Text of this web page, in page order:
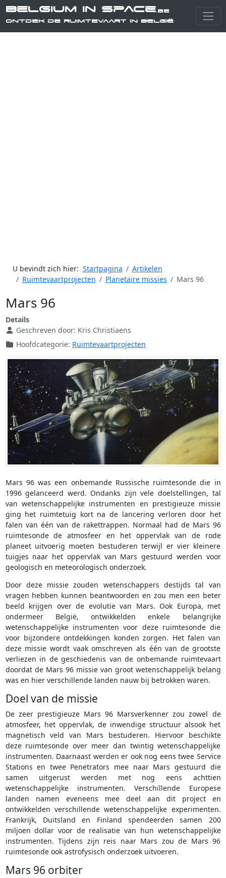
Belgium in Space.be
Ontdek de ruimtevaart in België
U bevindt zich hier: Startpagina
Artikelen
Ruimtevaartprojecten
Planetaire missies Mars 96
Mars 96
Details
Geschreven door: Kris Christiaens
Hoofdcategorie: Ruimtevaartprojecten
Mars 96 was een onbemande Russische ruimtesonde die in
1996 gelanceerd werd. Ondanks zijn vele doelstellingen, tal
van wetenschappelijke instrumenten en prestigieuze missie
ging het ruimtetuig kort na de lancering verloren door het
falen van één van de rakettrappen. Normaal had de Mars 96
ruimtesonde de atmosfeer en het oppervlak van de rode
planeet uitvoerig moeten bestuderen terwijl er vier kleinere
tuigjes naar het oppervlak van Mars gestuurd werden voor
geologisch en meteorologisch onderzoek.
Door deze missie zouden wetenschappers destijds tal van
vragen hebben kunnen beantwoorden en zou men een beter
beeld krijgen over de evolutie van Mars. Ook Europa, met
ondermeer België, ontwikkelden enkele belangrijke
wetenschappelijke instrumenten voor deze ruimtesonde die
voor bijzondere ontdekkingen konden zorgen. Het falen van
deze missie wordt vaak omschreven als één van de grootste
verliezen in de geschiedenis van de onbemande ruimtevaart
doordat de Mars 96 missie van groot wetenschappelijk belang
was en hier verschillende landen nauw bij betrokken waren.
Doel van de missie
De zeer prestigieuze Mars 96 Marsverkenner zou zowel de
atmosfeer, het oppervlak, de inwendige structuur alsook het
magnetisch veld van Mars bestuderen. Hiervoor beschikte
deze ruimtesonde over meer dan twintig wetenschappelijke
instrumenten. Daarnaast werden er ook nog eens twee Service
Stations en twee Penetrators mee naar Mars gestuurd die
samen uitgerust werden met nog eens achttien
wetenschappelijke instrumenten. Verschillende Europese
landen namen eveneens mee deel aan dit project en
ontwikkelden verschillende wetenschappelijke experimenten.
Frankrijk, Duitsland en Finland spendeerden samen 200
miljoen dollar voor de realisatie van hun wetenschappelijke
instrumenten. Tijdens zijn reis naar Mars zou de Mars 96
ruimtesonde ook astrofysisch onderzoek uitvoeren.
Mars 96 orbiter